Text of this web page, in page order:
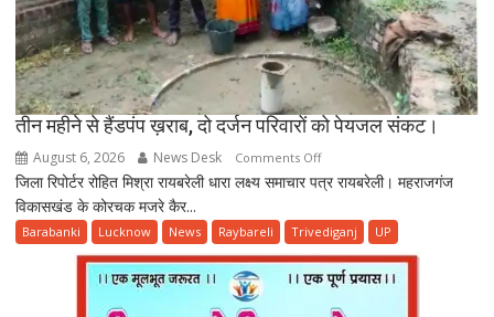
तीन महीने से हैंडपंप ख़राब, दो दर्जन परिवारों को पेयजल संकट।
August 6, 2026 News Desk Comments Offon
तीन
से
हैंडपंप
ख़राब,
जिला रिपोर्टर रोहित मिश्रा रायबरेली धारा लक्ष्य समाचार पत्र रायबरेली। महराजगंज
विकासखंड के कोरचक मजरे कैर...
Barabanki Lucknow News Raybareli Trivediganj UP